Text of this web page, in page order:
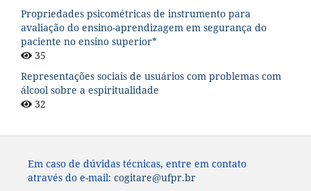
Propriedades psicométricas de instrumento para
avaliação do ensino-aprendizagem em segurança do
paciente no ensino superior*
35
Representações sociais de usuários com problemas com
álcool sobre a espiritualidade
32
Em caso de dúvidas técnicas, entre em contato
através do e-mail: cogitare@ufpr.br